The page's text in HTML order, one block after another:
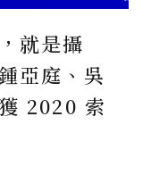
就是攝
亞庭、吳
2020 索